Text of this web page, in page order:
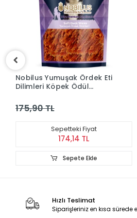
Garden Mix Somonlu Köpek
Ödülü 75 gr
116,90 TL
Sepetteki Fiyat
115,73 TL
Sepete Ekle
Hızlı Teslimat
Siparişleriniz en kısa sürede